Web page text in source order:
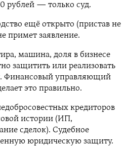
рублей — только суд.
ещё открыто (пристав не
примет заявление.
машина, доля в бизнесе
защитить или реализовать
Финансовый управляющий
это правильно.
кредиторов
истории (ИП,
сделок). Судебное
юридическую защиту.